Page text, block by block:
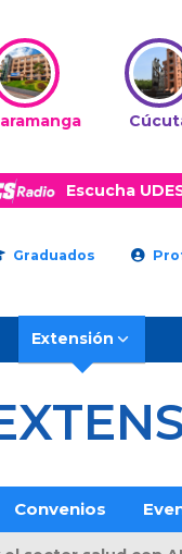
Escucha
Graduados
Extensión
Convenios